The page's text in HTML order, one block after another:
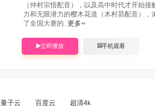
（仲村宗悟配音），以及高中时代才开始
力和无限潜力的樱木花道（木村昴配音），
了全国大赛的.. 更多
立即播放 手机观看
量子云 百度云 超清4k